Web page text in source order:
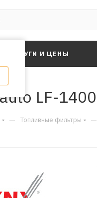
УСЛУГИ И ЦЕНЫ
LF-1400
— Топливные фильтры —